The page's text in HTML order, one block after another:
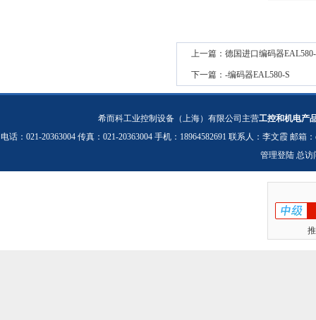
上一篇： 德国进口编码器
下一篇： -编码器EAL580-S
希而科工业控制设备（上海）有限公司主营工控和机电产
电话：021-20363004 传真：021-20363004 手机：18964582691 联系人：李文霞 邮箱：
管理登陆 总访